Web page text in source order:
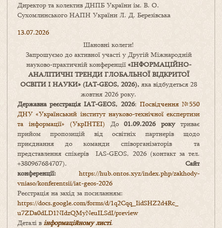
Директор та колектив ДНПБ України ім. В. О.
Сухомлинського НАПН України Л. Д. Березівська
13.07.2026
Шановні колеги!
Запрошуємо до активної участі у Другій Міжнародній
науково-практичній конференції «ІНФОРМАЦІЙНО-
АНАЛІТИЧНІ ТРЕНДИ ГЛОБАЛЬНОЇ ВІДКРИТОЇ
ОСВІТИ І НАУКИ» (IAT-GEOS, 2026),яка відбудеться 28
жовтня 2026 року.
Державна реєстрація IAT-GEOS, 2026: Посвідчення №550
ДНУ «Український інститут науково-технічної експертизи
та інформації» (УкрІНТЕІ) До01.09.2026 рокутриває
прийом пропозицій від освітніх партнерів щодо
приєднання до команди співорганізаторів та
представлення спікерів IAS-GEOS, 2026 (контакт за тел.
+380967684707). Сайт
конференції: https://hub.ontos.xyz/index.php/zakhody-
vniaso/konferentsii/iat-geos-2026
Реєстрація на захід за посиланням:
https://docs.google.com/forms/d/1q2Cqq_IidSHZ2d4Rc_
u7ZDa0dLD1NIdzQMyNeuILSdI/preview
Деталі в інформаційному листі.